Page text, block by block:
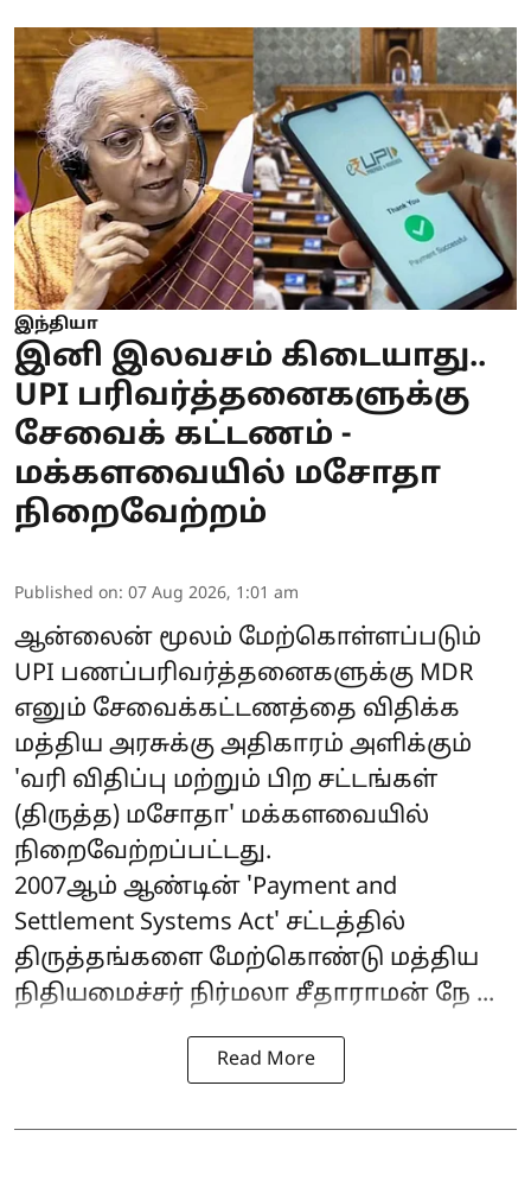
இந்தியா
இனி இலவசம் கிடையாது..
UPI பரிவர்த்தனைகளுக்கு
சேவைக் கட்டணம் -
மக்களவையில் மசோதா
நிறைவேற்றம்
Published on: 07 Aug 2026, 1:01 am
ஆன்லைன் மூலம் மேற்கொள்ளப்படும்
UPI பணப்பரிவர்த்தனைகளுக்கு MDR
எனும் சேவைக்கட்டணத்தை விதிக்க
மத்திய அரசுக்கு அதிகாரம் அளிக்கும்
'வரி விதிப்பு மற்றும் பிற சட்டங்கள்
(திருத்த) மசோதா' மக்களவையில்
நிறைவேற்றப்பட்டது.
2007ஆம் ஆண்டின் 'Payment and
Settlement Systems Act' சட்டத்தில்
திருத்தங்களை மேற்கொண்டு மத்திய
நிதியமைச்சர் நிர்மலா சீதாராமன் நே ...
Read More